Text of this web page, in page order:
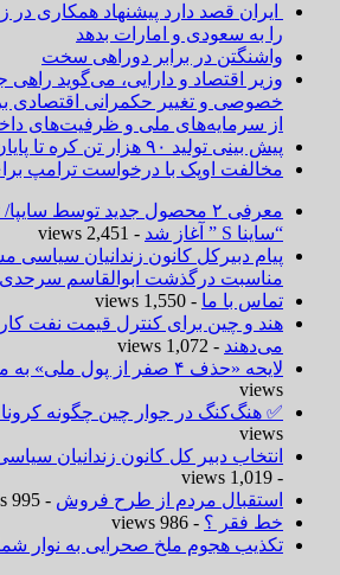
ایران قصد دارد پیشنهاد همکاری در
را به سعودی و امارات بدهد
واشنگتن در برابر دوراهی سخت
وزیر اقتصاد و دارایی، می‌گوید
خصوصی و تغییر حکمرانی اقتصادی
از سرمایه‌های ملی و ظرفیت‌های
پیش بینی تولید ۹۰ هزار تن کره تا پایان سال
مخالفت اوپک با درخواست ترامپ
“ساینا S ” آغاز شد
- 2,451 views
پیام دبیرکل کانون زندانیان سیاسی
مناسبت درگذشت ابوالقاسم سرحدی
تماس با ما - 1,550 views
هند و چین برای کنترل قیمت نفت
می‌دهند - 1,072 views
لایحه «حذف ۴ صفر از پول ملی» به مجلس رفت
views
✅ هنگ‌کنگ در جوار چین چگونه
views
انتخاب دبیر کل کانون زندانیان
- 1,019 views
استقبال مردم از طرح فروش - 995 views
خط فقر ؟ - 986 views
تکذیب هجوم ملخ صحرایی به نوار